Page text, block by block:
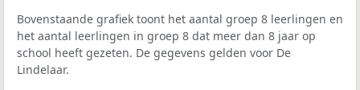
Bovenstaande grafiek toont het aantal groep 8 leerlingen en
het aantal leerlingen in groep 8 dat meer dan 8 jaar op
school heeft gezeten. De gegevens gelden voor De
Lindelaar.